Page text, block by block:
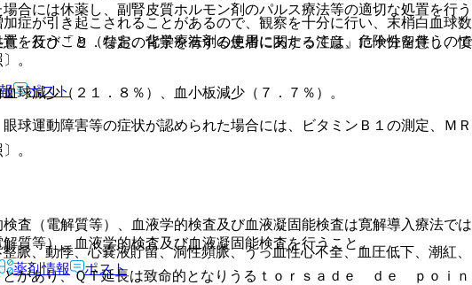
合には休薬し、副腎皮質ホルモン剤のパルス療法等の適切な処置を行
及び「９．特定の背景を有する患者に関する注意」に十分留意し、
。
（電解質等）、血液学的検査及び血液凝固能検査は寛解導入療法で
質等）、血液学的検査及び血液凝固能検査を行うこと。
があり、ＱＴ延長は致命的となりうるｔｏｒｓａｄｅ ｄｅ ｐｏｉ
が引き起こされることがあるので、観察を十分に行い、末梢白血球
を行うこと（なお、化学療法剤の使用にあたっては、危険性を伴うの
。
減少（２１．８％）、血小板減少（７．７％）。
運動障害等の症状が認められた場合には、ビタミンＢ１の測定、Ｍ
、動悸、心嚢液貯留、洞性頻脈、うっ血性心不全、血圧低下、潮紅
ポスト
薬剤情報 ポスト